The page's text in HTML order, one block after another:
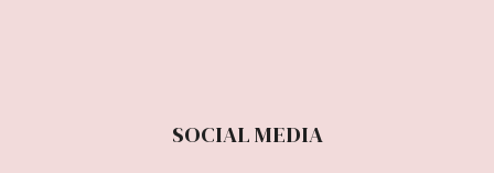
SOCIAL MEDIA